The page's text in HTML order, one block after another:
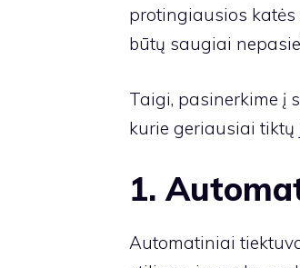
protingiausios
būtų saugiai
Taigi, pasinerkime į
kurie geriausiai tiktų
1.
Automatiniai